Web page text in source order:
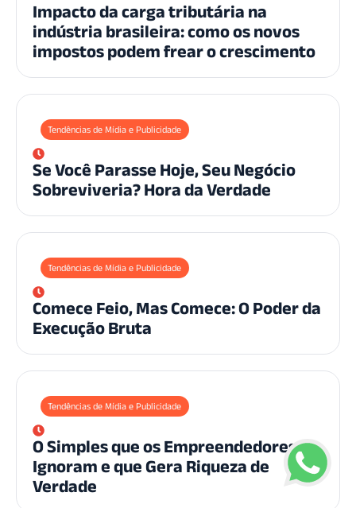
Impacto da carga tributária na
indústria brasileira: como os novos
impostos podem frear o crescimento
Tendências de Mídia e Publicidade
Se Você Parasse Hoje, Seu Negócio
Sobreviveria? Hora da Verdade
Tendências de Mídia e Publicidade
Comece Feio, Mas Comece: O Poder da
Execução Bruta
Tendências de Mídia e Publicidade
O Simples que os Empreendedores
Ignoram e que Gera Riqueza de
Verdade